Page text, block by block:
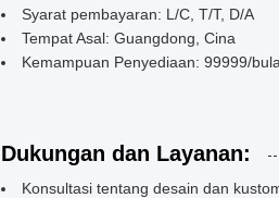
Syarat pembayaran: L/C, T/T, D/A
Tempat Asal: Guangdong, Cina
Kemampuan Penyediaan: 99999/
Dukungan dan Layanan:
Konsultasi tentang desain dan